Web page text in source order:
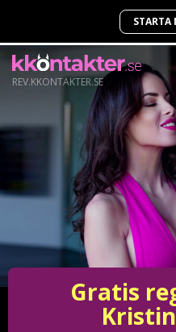
STARTA
REV.KKONTAKTER.SE
Gratis